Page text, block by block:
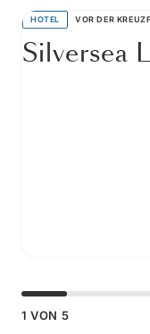
HOTEL VOR DER
Silversea
1 VON 5